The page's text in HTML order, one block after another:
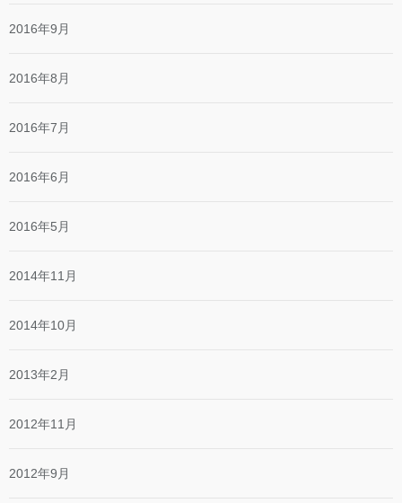
2016年9月
2016年8月
2016年7月
2016年6月
2016年5月
2014年11月
2014年10月
2013年2月
2012年11月
2012年9月